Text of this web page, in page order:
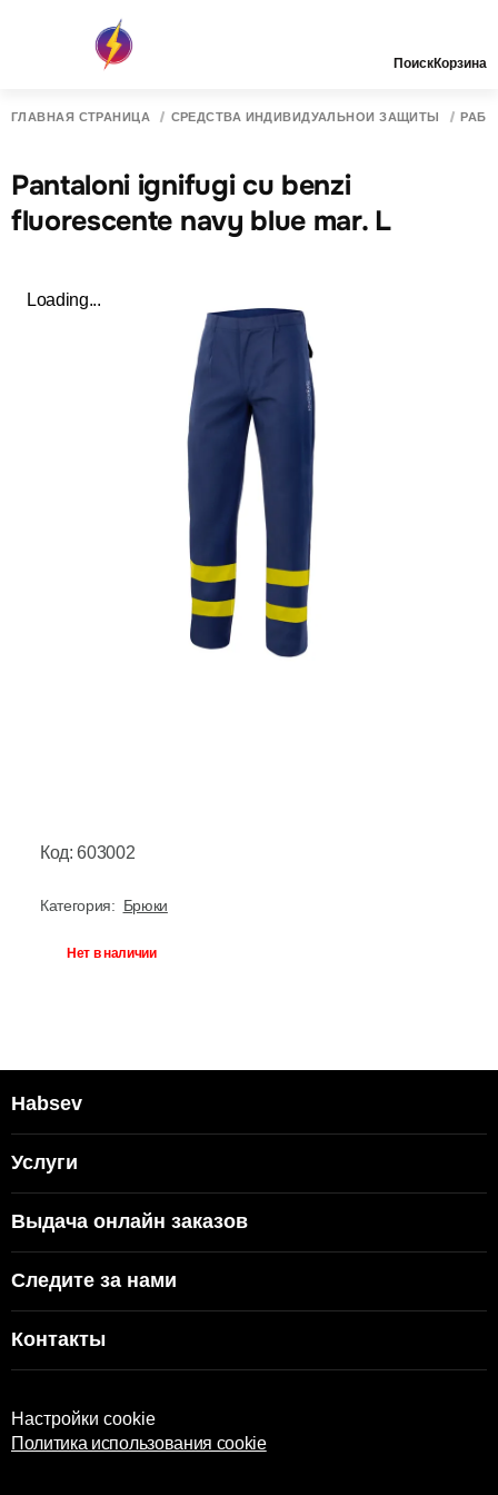
ПоискКорзина
ГЛАВНАЯ СТРАНИЦА СРЕДСТВА ИНДИВИДУАЛЬНОЙ ЗАЩИТЫ
Pantaloni ignifugi cu benzi
fluorescente navy blue mar. L
Loading...
Код: 603002
Категория: Брюки
Нет в наличии
Habsev
Услуги
Выдача онлайн заказов
Следите за нами
Контакты
Настройки cookie
Политика использования cookie